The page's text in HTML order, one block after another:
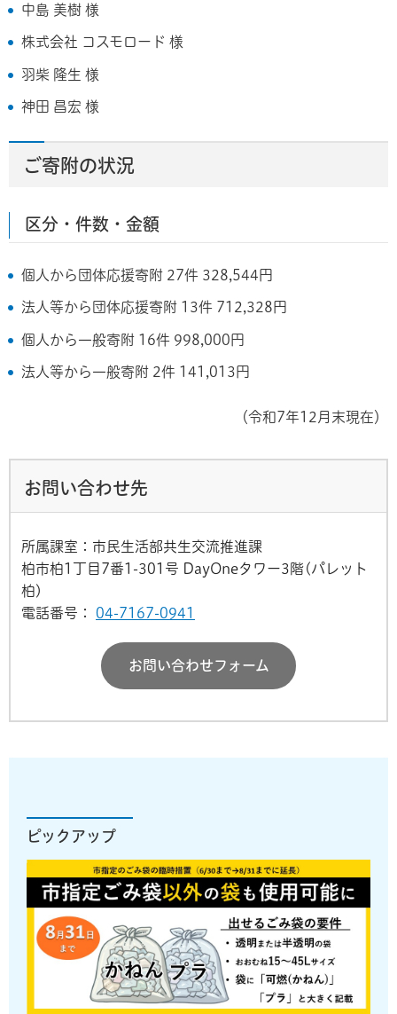
中島 美樹 様
株式会社 コスモロード 様
羽柴 隆生 様
神田 昌宏 様
ご寄附の状況
区分・件数・金額
個人から団体応援寄附 27件 328,544円
法人等から団体応援寄附 13件 712,328円
個人から一般寄附 16件 998,000円
法人等から一般寄附 2件 141,013円
（令和7年12月末現在）
お問い合わせ先
所属課室：市民生活部共生交流推進課
柏市柏1丁目7番1-301号 DayOneタワー3階(パレット
柏)
電話番号：
04-7167-0941
お問い合わせフォーム
ピックアップ